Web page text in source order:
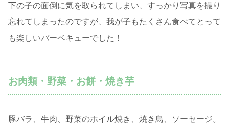
下の子の面倒に気を取られてしまい、すっかり写真を撮り
忘れてしまったのですが、我が子もたくさん食べてとって
も楽しいバーベキューでした！
お肉類・野菜・お餅・焼き芋
豚バラ、牛肉、野菜のホイル焼き、焼き鳥、ソーセージ。